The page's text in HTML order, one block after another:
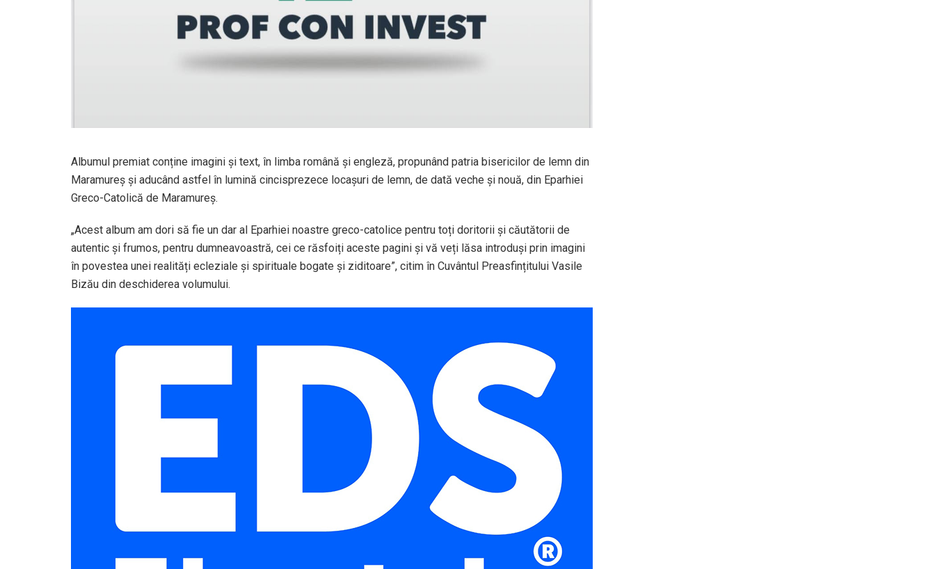
Albumul premiat conține imagini și text, în limba română și engleză, propunând patria bisericilor de lemn din
Maramureș și aducând astfel în lumină cincisprezece locașuri de lemn, de dată veche și nouă, din Eparhiei
Greco-Catolică de Maramureș.
„Acest album am dori să fie un dar al Eparhiei noastre greco-catolice pentru toți doritorii și căutătorii de
autentic și frumos, pentru dumneavoastră, cei ce răsfoiți aceste pagini și vă veți lăsa introduși prin imagini
în povestea unei realități ecleziale și spirituale bogate și ziditoare”, citim în Cuvântul Preasfințitului Vasile
Bizău din deschiderea volumului.